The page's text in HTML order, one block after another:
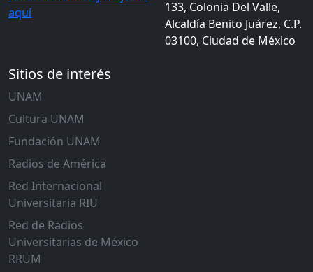
aquí
133, Colonia Del Valle,
Alcaldía Benito Juárez, C.P.
03100, Ciudad de México
Sitios de interés
UNAM
Cultura UNAM
Fundación UNAM
Radios de América
Red Internacional
Universitaria RIU
Red de Radios
Universitarias de México
RRUM